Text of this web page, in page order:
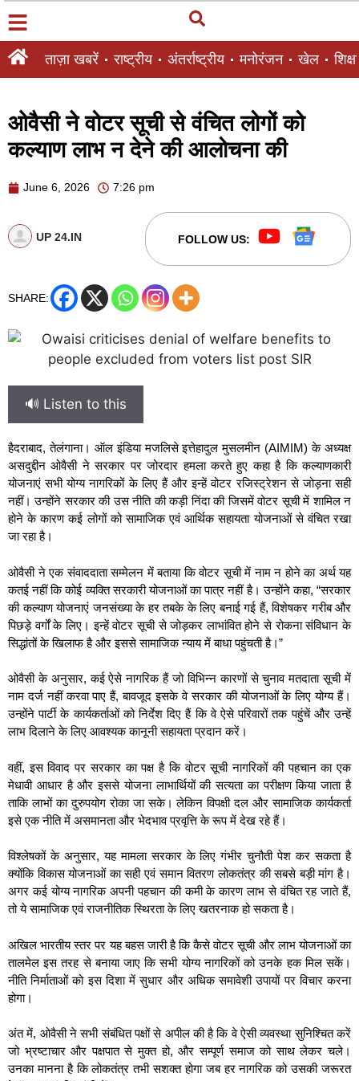
ताज़ा खबरें राष्ट्रीय अंतर्राष्ट्रीय मनोरंजन खेल शिक्षा
ओवैसी ने वोटर सूची से वंचित लोगों को
कल्याण लाभ न देने की आलोचना की
June 6, 2026 7:26 pm
UP 24.IN FOLLOW US:
SHARE:
🔊 Listen to this
हैदराबाद, तेलंगाना। ऑल इंडिया मजलिसे इत्तेहादुल मुसलमीन (AIMIM) के अध्यक्ष
असदुद्दीन ओवैसी ने सरकार पर जोरदार हमला करते हुए कहा है कि कल्याणकारी
योजनाएं सभी योग्य नागरिकों के लिए हैं और इन्हें वोटर रजिस्ट्रेशन से जोड़ना सही
नहीं। उन्होंने सरकार की उस नीति की कड़ी निंदा की जिसमें वोटर सूची में शामिल न
होने के कारण कई लोगों को सामाजिक एवं आर्थिक सहायता योजनाओं से वंचित रखा
जा रहा है।
ओवैसी ने एक संवाददाता सम्मेलन में बताया कि वोटर सूची में नाम न होने का अर्थ यह
कतई नहीं कि कोई व्यक्ति सरकारी योजनाओं का पात्र नहीं है। उन्होंने कहा, “सरकार
की कल्याण योजनाएं जनसंख्या के हर तबके के लिए बनाई गई हैं, विशेषकर गरीब और
पिछड़े वर्गों के लिए। इन्हें वोटर सूची से जोड़कर लाभांवित होने से रोकना संविधान के
सिद्धांतों के खिलाफ है और इससे सामाजिक न्याय में बाधा पहुंचती है।”
ओवैसी के अनुसार, कई ऐसे नागरिक हैं जो विभिन्न कारणों से चुनाव मतदाता सूची में
नाम दर्ज नहीं करवा पाए हैं, बावजूद इसके वे सरकार की योजनाओं के लिए योग्य हैं।
उन्होंने पार्टी के कार्यकर्ताओं को निर्देश दिए हैं कि वे ऐसे परिवारों तक पहुंचें और उन्हें
लाभ दिलाने के लिए आवश्यक कानूनी सहायता प्रदान करें।
वहीं, इस विवाद पर सरकार का पक्ष है कि वोटर सूची नागरिकों की पहचान का एक
मेधावी आधार है और इससे योजना लाभार्थियों की सत्यता का परीक्षण किया जाता है
ताकि लाभों का दुरुपयोग रोका जा सके। लेकिन विपक्षी दल और सामाजिक कार्यकर्ता
इसे एक नीति में असमानता और भेदभाव प्रवृत्ति के रूप में देख रहे हैं।
विश्लेषकों के अनुसार, यह मामला सरकार के लिए गंभीर चुनौती पेश कर सकता है
क्योंकि विकास योजनाओं का सही एवं समान वितरण लोकतंत्र की सबसे बड़ी मांग है।
अगर कई योग्य नागरिक अपनी पहचान की कमी के कारण लाभ से वंचित रह जाते हैं,
तो ये सामाजिक एवं राजनीतिक स्थिरता के लिए खतरनाक हो सकता है।
अखिल भारतीय स्तर पर यह बहस जारी है कि कैसे वोटर सूची और लाभ योजनाओं का
तालमेल इस तरह से बनाया जाए कि सभी योग्य नागरिकों को उनके हक मिल सकें।
नीति निर्माताओं को इस दिशा में सुधार और अधिक समावेशी उपायों पर विचार करना
होगा।
अंत में, ओवैसी ने सभी संबंधित पक्षों से अपील की है कि वे ऐसी व्यवस्था सुनिश्चित करें
जो भ्रष्टाचार और पक्षपात से मुक्त हो, और सम्पूर्ण समाज को साथ लेकर चले।
उनका मानना है कि लोकतंत्र तभी सशक्त होगा जब हर नागरिक को उसकी जरूरत